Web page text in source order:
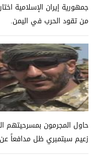
جمهورية إيران الإسلامية
من تقود الحرب في اليمن.
حاول المجرمون بمسرحيتهم
زعيم سبتمبري ظل مدافعاً